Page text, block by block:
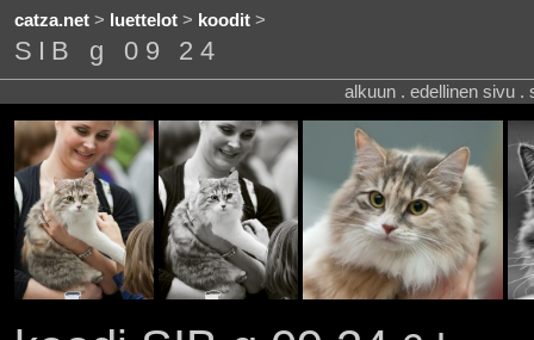
catza.net> luettelot> koodit>
SIB g 09 24
alkuun . edellinen sivu .